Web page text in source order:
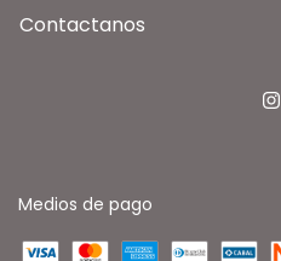
Contactanos
Medios de pago